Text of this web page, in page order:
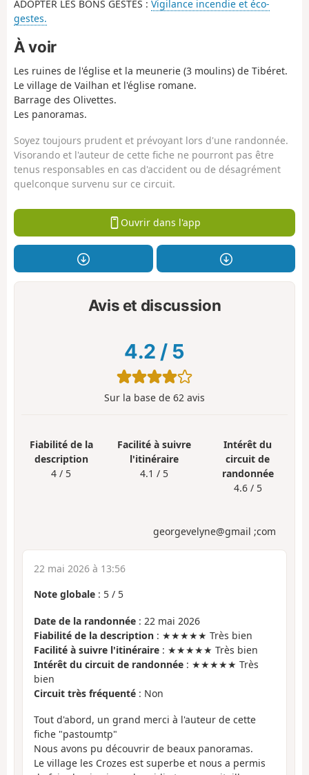
ADOPTER LES BONS GESTES : Vigilance incendie et éco-
gestes.
À voir
Les ruines de l'église et la meunerie (3 moulins) de Tibéret.
Le village de Vailhan et l'église romane.
Barrage des Olivettes.
Les panoramas.
Soyez toujours prudent et prévoyant lors d'une randonnée.
Visorando et l'auteur de cette fiche ne pourront pas être
tenus responsables en cas d'accident ou de désagrément
quelconque survenu sur ce circuit.
Ouvrir dans l'app
Avis et discussion
4.2 / 5
Sur la base de 62 avis
Fiabilité de la
description
4 / 5
Facilité à suivre
l'itinéraire
4.1 / 5
Intérêt du
circuit de
randonnée
4.6 / 5
georgevelyne@gmail ;com
22 mai 2026 à 13:56
Note globale : 5 / 5
Date de la randonnée : 22 mai 2026
Fiabilité de la description : ★★★★★ Très bien
Facilité à suivre l'itinéraire : ★★★★★ Très bien
Intérêt du circuit de randonnée : ★★★★★ Très
bien
Circuit très fréquenté : Non
Tout d'abord, un grand merci à l'auteur de cette
fiche "pastoumtp"
Nous avons pu découvrir de beaux panoramas.
Le village les Crozes est superbe et nous a permis